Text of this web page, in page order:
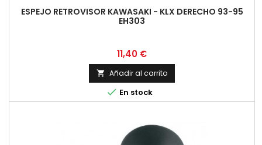
ESPEJO RETROVISOR KAWASAKI - KLX DERECHO 93-95
EH303
Precio
11,40 €
 Añadir al carrito
 En stock